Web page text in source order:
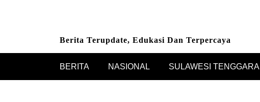
Berita Terupdate, Edukasi Dan Terpercaya
BERITA NASIONAL SULAWESI TENGGARA